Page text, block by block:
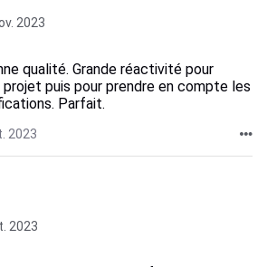
2023
qualité. Grande réactivité pour
puis pour prendre en compte les
Parfait.
2023
2023